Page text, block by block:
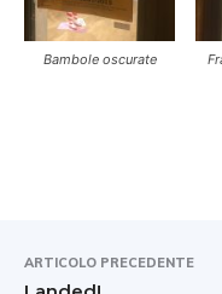
Bambole oscurate
ARTICOLO PRECEDENTE